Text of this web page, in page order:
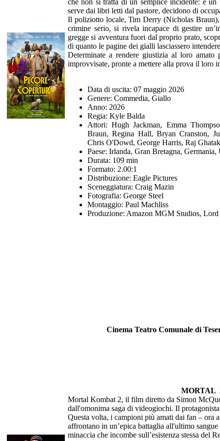
serve dai libri letti dal pastore, decidono di
Il poliziotto locale, Tim Derry (Nicholas
crimine serio, si rivela incapace di gestire
gregge si avventura fuori dal proprio prato,
di quanto le pagine dei gialli lasciassero
Determinate a rendere giustizia al loro
improvvisate, pronte a mettere alla prova il loro
Data di uscita: 07 maggio 2026
Genere: Commedia, Giallo
Anno: 2026
Regia: Kyle Balda
Attori: Hugh Jackman, Emma
Braun, Regina Hall, Bryan Cranston,
Chris O'Dowd, George Harris, Raj
Paese: Irlanda, Gran Bretagna,
Durata: 109 min
Formato: 2.00:1
Distribuzione: Eagle Pictures
Sceneggiatura: Craig Mazin
Fotografia: George Steel
Montaggio: Paul Machliss
Produzione: Amazon MGM Studios,
Cinema Teatro Comunale di
MORTAL
Mortal Kombat 2, il film diretto da Simon
dall'omonima saga di videogiochi. Il
Questa volta, i campioni più amati dai fan – ora
affrontano in un’epica battaglia all'ultimo
minaccia che incombe sull’esistenza stessa del